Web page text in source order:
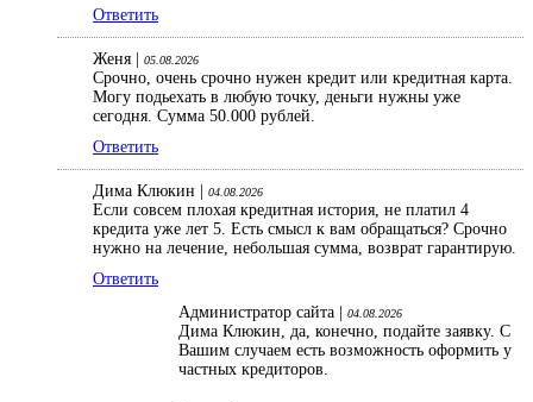
Ответить
Женя | 05.08.2026
Срочно, очень срочно нужен кредит или кредитная карта.
Могу подьехать в любую точку, деньги нужны уже
сегодня. Сумма 50.000 рублей.
Ответить
Дима Клюкин | 04.08.2026
Если совсем плохая кредитная история, не платил 4
кредита уже лет 5. Есть смысл к вам обращаться? Срочно
нужно на лечение, небольшая сумма, возврат гарантирую.
Ответить
Администратор сайта |
04.08.2026
Дима Клюкин, да, конечно, подайте заявку. С
Вашим случаем есть возможность оформить у
частных кредиторов.